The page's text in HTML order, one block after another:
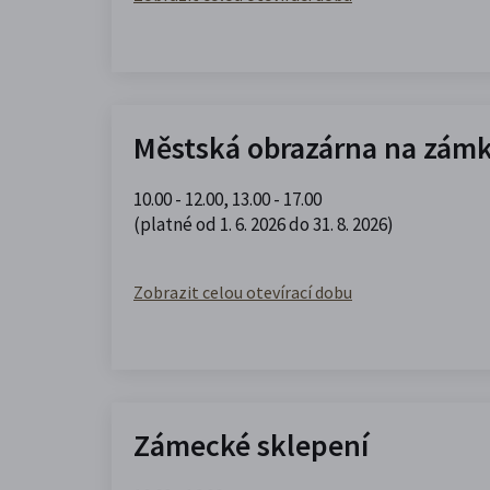
Městská obrazárna na
10.00 - 12.00, 13.00 - 17.00
(platné od 1. 6. 2026 do 31. 8. 2026)
Zobrazit celou otevírací dobu
Zámecké sklepení